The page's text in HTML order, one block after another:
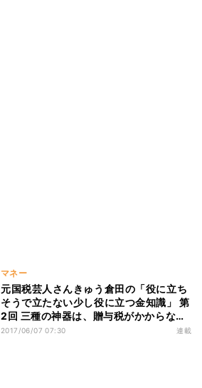
マネー
元国税芸人さんきゅう倉田の「役に立ち
そうで立たない少し役に立つ金知識」 第
2回 三種の神器は、贈与税がかからな
い?
2017/06/07 07:30 連載